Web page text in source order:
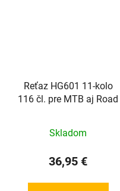
Reťaz HG601 11-kolo
116 čl. pre MTB aj Road
Skladom
36,95 €